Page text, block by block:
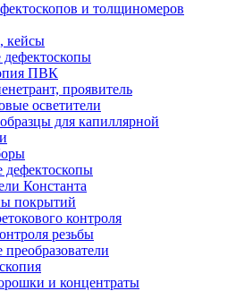
и толщиномеров
кейсы
дефектоскопы
ПВК
проявитель
осветители
для капиллярной
дефектоскопы
Константа
покрытий
контроля
резьбы
и концентраты